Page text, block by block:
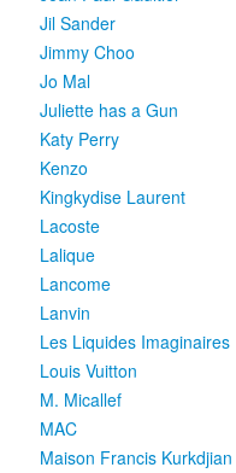
Jil Sander
Jimmy Choo
Jo Mal
Juliette has a Gun
Katy Perry
Kenzo
Kingkydise Laurent
Lacoste
Lalique
Lancome
Lanvin
Les Liquides Imaginaires
Louis Vuitton
M. Micallef
MAC
Maison Francis Kurkdjian